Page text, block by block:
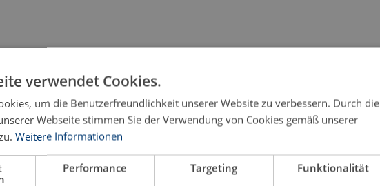
Sie uns gern.
verwendet Cookies.
um die Benutzerfreundlichkeit unserer Website zu verbessern. Durch die
Webseite stimmen Sie der Verwendung von Cookies gemäß unserer
Weitere Informationen
Performance Targeting Funktionalität